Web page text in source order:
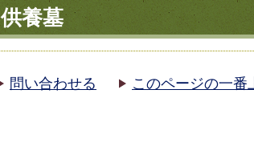
供養墓
問い合わせる このページの一番